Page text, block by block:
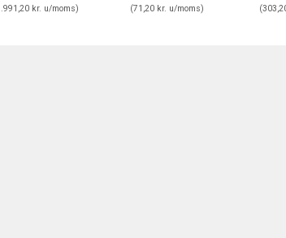
kr. u/moms) (71,20 kr. u/moms) (